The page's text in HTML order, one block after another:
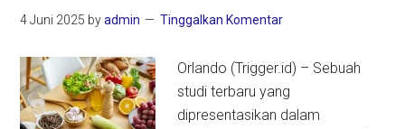
4 Juni 2025 byadmin Tinggalkan Komentar
Orlando (Trigger.id) – Sebuah
studi terbaru yang
dipresentasikan dalam